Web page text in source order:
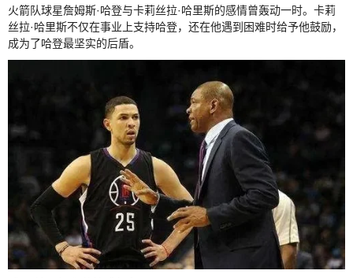
火箭队球星詹姆斯·哈登与卡莉丝拉·哈里斯的感情曾轰动一时。卡莉
丝拉·哈里斯不仅在事业上支持哈登，还在他遇到困难时给予他鼓励，
成为了哈登最坚实的后盾。